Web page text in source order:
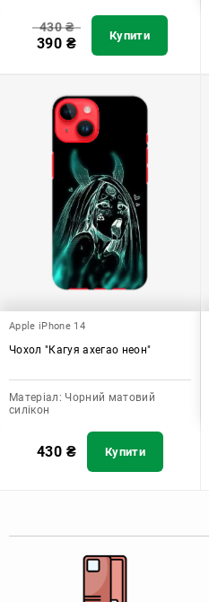
430₴
390 ₴ Купити
Apple iPhone 14
Чохол "Кагуя ахегао неон"
Матеріал: Чорний матовий
силікон
430 ₴ Купити